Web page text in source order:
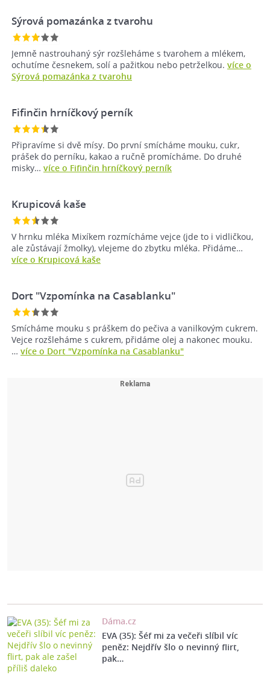
Sýrová pomazánka z tvarohu
Jemně nastrouhaný sýr rozšleháme s tvarohem a mlékem,
ochutíme česnekem, solí a pažitkou nebo petrželkou. více o
Sýrová pomazánka z tvarohu
Fifinčin hrníčkový perník
Připravíme si dvě mísy. Do první smícháme mouku, cukr,
prášek do perníku, kakao a ručně promícháme. Do druhé
misky… více o Fifinčin hrníčkový perník
Krupicová kaše
V hrnku mléka Mixíkem rozmícháme vejce (jde to i vidličkou,
ale zůstávají žmolky), vlejeme do zbytku mléka. Přidáme…
více o Krupicová kaše
Dort "Vzpomínka na Casablanku"
Smícháme mouku s práškem do pečiva a vanilkovým cukrem.
Vejce rozšleháme s cukrem, přidáme olej a nakonec mouku.
… více o Dort "Vzpomínka na Casablanku"
Dáma.cz
EVA (35): Šéf mi za večeři slíbil víc
peněz: Nejdřív šlo o nevinný flirt,
pak…